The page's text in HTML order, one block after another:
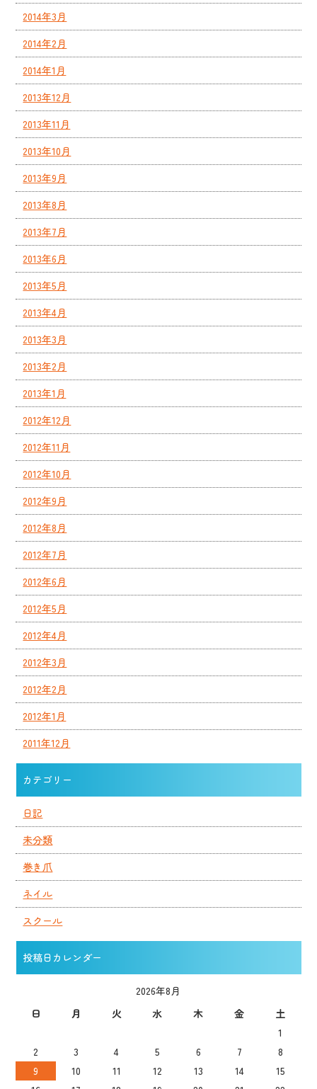
2014年3月
2014年2月
2014年1月
2013年12月
2013年11月
2013年10月
2013年9月
2013年8月
2013年7月
2013年6月
2013年5月
2013年4月
2013年3月
2013年2月
2013年1月
2012年12月
2012年11月
2012年10月
2012年9月
2012年8月
2012年7月
2012年6月
2012年5月
2012年4月
2012年3月
2012年2月
2012年1月
2011年12月
カテゴリー
日記
未分類
巻き爪
ネイル
スクール
投稿日カレンダー
2026年8月
日
月 火 水 木 金
土
1
2
3 4 5 6 7
8
9
10 11 12 13 14
15